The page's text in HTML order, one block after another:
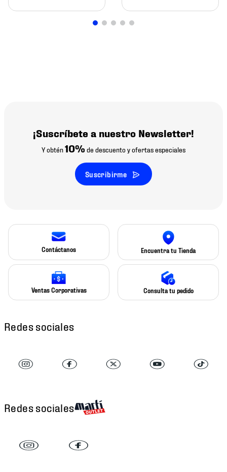
¡Suscríbete a nuestro Newsletter!
Y obtén10% de descuento y ofertas especiales
Suscribirme
Contáctanos Encuentra tu Tienda
Ventas Corporativas Consulta tu pedido
Redes sociales
Redes sociales